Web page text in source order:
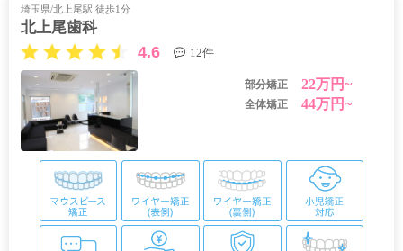
埼玉県/北上尾駅 徒歩1分
北上尾歯科
4.6 12件
部分矯正 22万円~
全体矯正 44万円~